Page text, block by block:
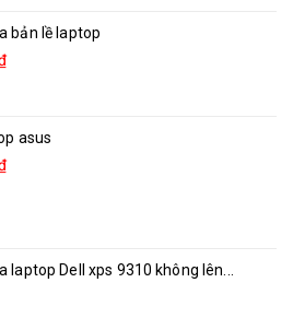
bản lề laptop
asus
laptop Dell xps 9310 không lên...